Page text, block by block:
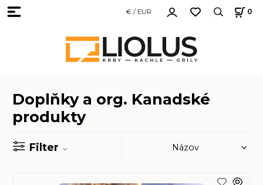
€ / EUR 0
Doplňky a org. Kanadské
produkty
Filter